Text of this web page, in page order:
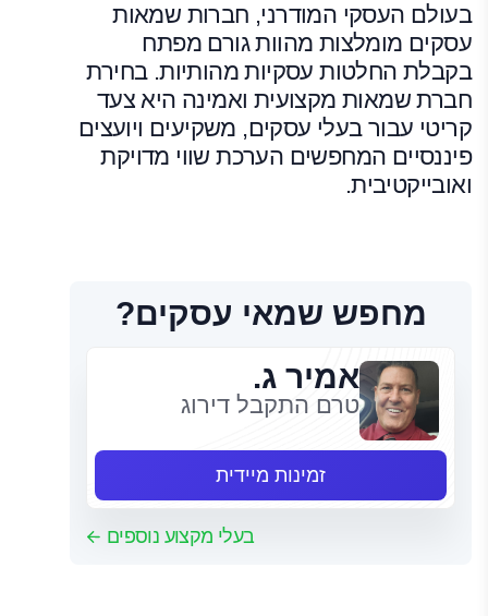
בעולם העסקי המודרני, חברות שמאות
עסקים מומלצות מהוות גורם מפתח
בקבלת החלטות עסקיות מהותיות. בחירת
חברת שמאות מקצועית ואמינה היא צעד
קריטי עבור בעלי עסקים, משקיעים ויועצים
פיננסיים המחפשים הערכת שווי מדויקת
ואובייקטיבית.
מחפש שמאי עסקים?
אמיר ג.
טרם התקבל דירוג
זמינות מיידית
בעלי מקצוע נוספים